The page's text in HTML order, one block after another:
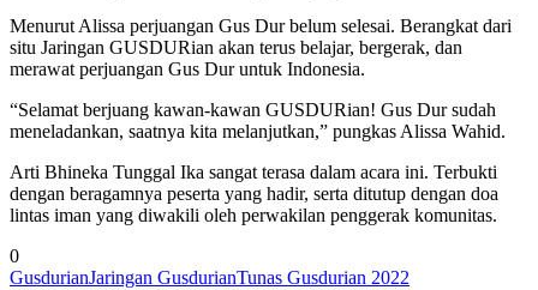
Menurut Alissa perjuangan Gus Dur belum selesai. Berangkat dari
situ Jaringan GUSDURian akan terus belajar, bergerak, dan
merawat perjuangan Gus Dur untuk Indonesia.
“Selamat berjuang kawan-kawan GUSDURian! Gus Dur sudah
meneladankan, saatnya kita melanjutkan,” pungkas Alissa Wahid.
Arti Bhineka Tunggal Ika sangat terasa dalam acara ini. Terbukti
dengan beragamnya peserta yang hadir, serta ditutup dengan doa
lintas iman yang diwakili oleh perwakilan penggerak komunitas.
0
GusdurianJaringan GusdurianTunas Gusdurian 2022